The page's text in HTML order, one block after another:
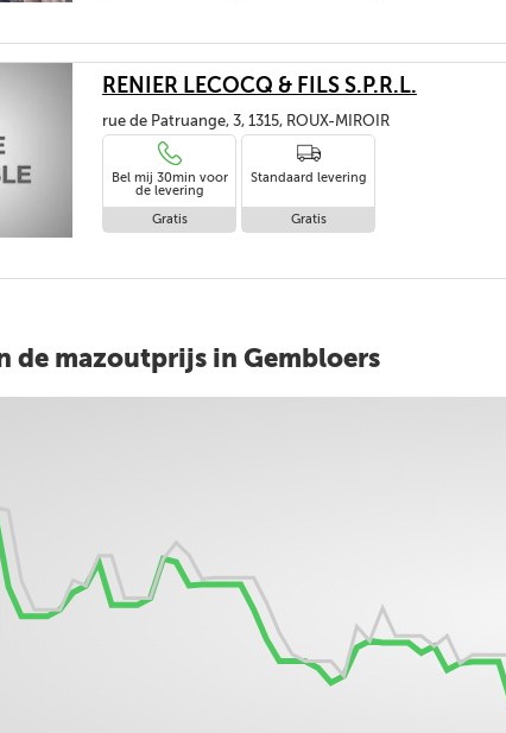
RENIER LECOCQ & FILS S.P.R.L.
rue de Patruange, 3, 1315, ROUX-MIROIR
Bel mij 30min voor
de levering
Gratis
Standaard levering
Gratis
de mazoutprijs in Gembloers